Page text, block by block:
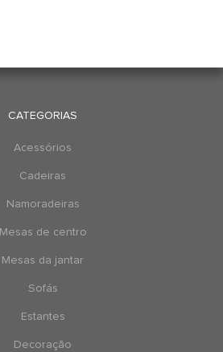
CATEGORIAS
Acessórios
Cadeiras
Namoradeiras
Mesas de centro
Mesas da jantar
Sofás
Estantes
Decoração